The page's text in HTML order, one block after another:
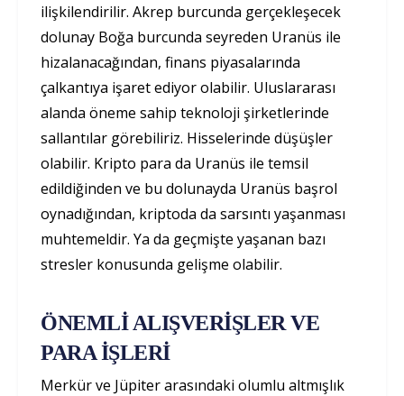
ilişkilendirilir. Akrep burcunda gerçekleşecek
dolunay Boğa burcunda seyreden Uranüs ile
hizalanacağından, finans piyasalarında
çalkantıya işaret ediyor olabilir. Uluslararası
alanda öneme sahip teknoloji şirketlerinde
sallantılar görebiliriz. Hisselerinde düşüşler
olabilir. Kripto para da Uranüs ile temsil
edildiğinden ve bu dolunayda Uranüs başrol
oynadığından, kriptoda da sarsıntı yaşanması
muhtemeldir. Ya da geçmişte yaşanan bazı
stresler konusunda gelişme olabilir.
ÖNEMLİ ALIŞVERİŞLER VE
PARA İŞLERİ
Merkür ve Jüpiter arasındaki olumlu altmışlık